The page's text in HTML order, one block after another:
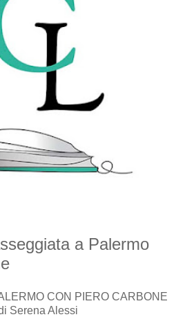
a Palermo
CON PIERO CARBONE
Serena Alessi